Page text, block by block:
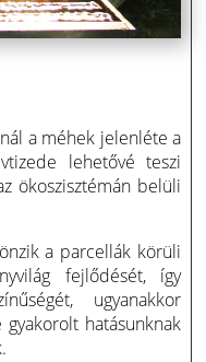
a méhek jelenléte a
lehetővé teszi
ökoszisztémán belüli
a parcellák körüli
fejlődését, így
ugyanakkor
hatásunknak